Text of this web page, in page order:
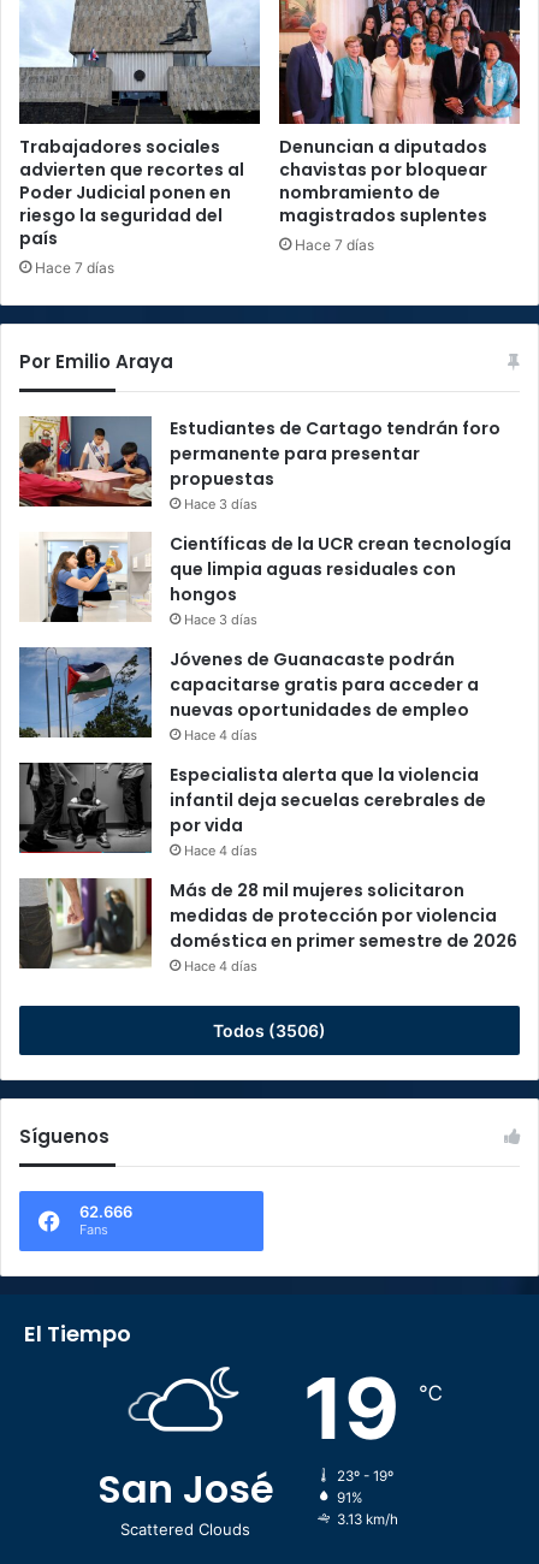
Trabajadores sociales
advierten que recortes al
Poder Judicial ponen en
riesgo la seguridad del
país
Hace 7 días
Denuncian a diputados
chavistas por bloquear
nombramiento de
magistrados suplentes
Hace 7 días
Por Emilio Araya
Estudiantes de Cartago tendrán foro
permanente para presentar
propuestas
Hace 3 días
Científicas de la UCR crean tecnología
que limpia aguas residuales con
hongos
Hace 3 días
Jóvenes de Guanacaste podrán
capacitarse gratis para acceder a
nuevas oportunidades de empleo
Hace 4 días
Especialista alerta que la violencia
infantil deja secuelas cerebrales de
por vida
Hace 4 días
Más de 28 mil mujeres solicitaron
medidas de protección por violencia
doméstica en primer semestre de 2026
Hace 4 días
Todos (3506)
Síguenos
62.666
Fans
El Tiempo
San José
Scattered Clouds
19 ℃
23º - 19º
91%
3.13 km/h